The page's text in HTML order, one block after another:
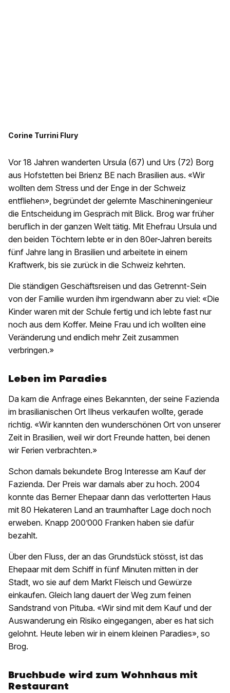
Corine Turrini Flury
Vor 18 Jahren wanderten Ursula (67) und Urs (72) Borg
aus Hofstetten bei Brienz BE nach Brasilien aus. «Wir
wollten dem Stress und der Enge in der Schweiz
entfliehen», begründet der gelernte Maschineningenieur
die Entscheidung im Gespräch mit Blick. Brog war früher
beruflich in der ganzen Welt tätig. Mit Ehefrau Ursula und
den beiden Töchtern lebte er in den 80er-Jahren bereits
fünf Jahre lang in Brasilien und arbeitete in einem
Kraftwerk, bis sie zurück in die Schweiz kehrten.
Die ständigen Geschäftsreisen und das Getrennt-Sein
von der Familie wurden ihm irgendwann aber zu viel: «Die
Kinder waren mit der Schule fertig und ich lebte fast nur
noch aus dem Koffer. Meine Frau und ich wollten eine
Veränderung und endlich mehr Zeit zusammen
verbringen.»
Leben im Paradies
Da kam die Anfrage eines Bekannten, der seine Fazienda
im brasilianischen Ort Ilheus verkaufen wollte, gerade
richtig. «Wir kannten den wunderschönen Ort von unserer
Zeit in Brasilien, weil wir dort Freunde hatten, bei denen
wir Ferien verbrachten.»
Schon damals bekundete Brog Interesse am Kauf der
Fazienda. Der Preis war damals aber zu hoch. 2004
konnte das Berner Ehepaar dann das verlotterten Haus
mit 80 Hekateren Land an traumhafter Lage doch noch
erweben. Knapp 200’000 Franken haben sie dafür
bezahlt.
Über den Fluss, der an das Grundstück stösst, ist das
Ehepaar mit dem Schiff in fünf Minuten mitten in der
Stadt, wo sie auf dem Markt Fleisch und Gewürze
einkaufen. Gleich lang dauert der Weg zum feinen
Sandstrand von Pituba. «Wir sind mit dem Kauf und der
Auswanderung ein Risiko eingegangen, aber es hat sich
gelohnt. Heute leben wir in einem kleinen Paradies», so
Brog.
Bruchbude wird zum Wohnhaus mit
Restaurant